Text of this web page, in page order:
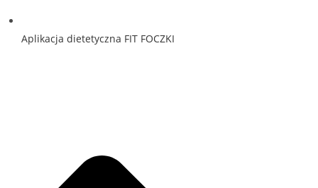
Aplikacja dietetyczna FIT FOCZKI